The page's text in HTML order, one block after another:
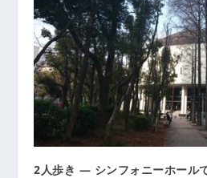
2人歩き ― シンフォニーホール